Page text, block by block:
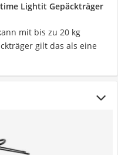
Lightit Gepäckträger
mit bis zu 20 kg
gilt das als eine